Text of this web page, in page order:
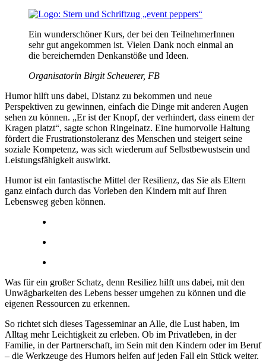
Ein wunderschöner Kurs, der bei den TeilnehmerInnen
sehr gut angekommen ist. Vielen Dank noch einmal an
die bereichernden Denkanstöße und Ideen.
Organisatorin Birgit Scheuerer, FB
Humor hilft uns dabei, Distanz zu bekommen und neue
Perspektiven zu gewinnen, einfach die Dinge mit anderen Augen
sehen zu können. „Er ist der Knopf, der verhindert, dass einem der
Kragen platzt“, sagte schon Ringelnatz. Eine humorvolle Haltung
fördert die Frustrationstoleranz des Menschen und steigert seine
soziale Kompetenz, was sich wiederum auf Selbstbewustsein und
Leistungsfähigkeit auswirkt.
Humor ist ein fantastische Mittel der Resilienz, das Sie als Eltern
ganz einfach durch das Vorleben den Kindern mit auf Ihren
Lebensweg geben können.
Was für ein großer Schatz, denn Resiliez hilft uns dabei, mit den
Unwägbarkeiten des Lebens besser umgehen zu können und die
eigenen Ressourcen zu erkennen.
So richtet sich dieses Tagesseminar an Alle, die Lust haben, im
Alltag mehr Leichtigkeit zu erleben. Ob im Privatleben, in der
Familie, in der Partnerschaft, im Sein mit den Kindern oder im Beruf
– die Werkzeuge des Humors helfen auf jeden Fall ein Stück weiter.